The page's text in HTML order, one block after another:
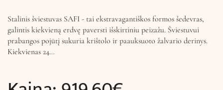
Stalinis šviestuvas SAFI - tai ekstravagantiškos formos šedevras,
galintis kiekvieną erdvę paversti išskirtiniu peizažu. Šviestuvui
prabangos pojūtį sukuria krištolo ir paauksuoto žalvario derinys.
Kiekvienas 24…